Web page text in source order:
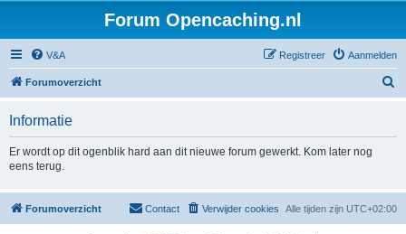
Forum Opencaching.nl
V&A Aanmelden
Registreer
Forumoverzicht
Informatie
Er wordt op dit ogenblik hard aan dit nieuwe forum gewerkt. Kom later nog
eens terug.
Forumoverzicht Alle tijden zijn UTC+02:00
Verwijder cookies
Contact